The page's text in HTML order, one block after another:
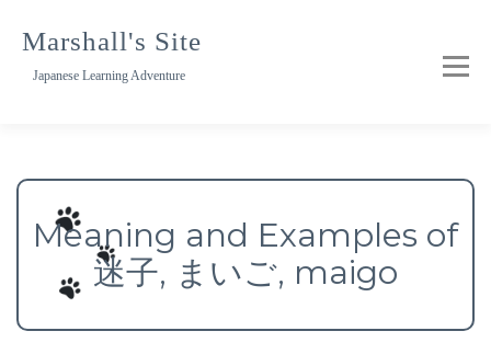
Marshall's Site
Japanese Learning Adventure
Meaning and Examples of
迷子, まいご, maigo